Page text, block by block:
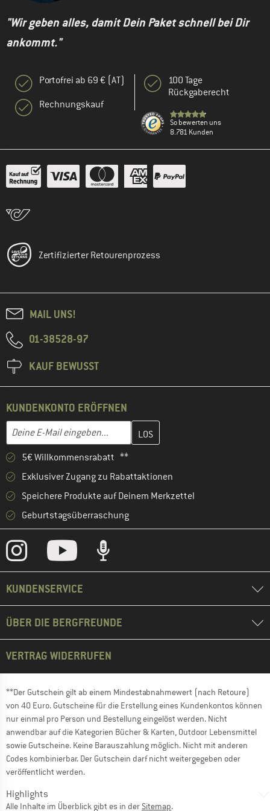
"Wir geben alles, damit Dein Paket schnell bei Dir
ankommt."
Portofrei ab 69 € (AT)
Rechnungskauf
100 Tage
Rückgaberecht
So bewerten uns
8.781 Kunden
Zertifizierter Retourenprozess
MAIL UNS!
01-38528-97
KAUF BEWUSST
KUNDENKONTO ERÖFFNEN
E-Mail-Adresse
Gib hier deine E-Mail-Adresse ein und erstelle im nächsten
5€ Willkommensrabatt **
Exklusiver Zugang zu Rabattaktionen
Speichere Produkte auf Deinem Merkzettel
Geburtstagsüberraschung
KUNDENSERVICE
ÜBER DIE BERGFREUNDE
VERTRAG WIDERRUFEN
**Der Gutschein gilt ab einem Mindestabnahmewert (nach Retoure)
von 40 Euro. Gutscheine für die Erstellung eines Kundenkontos können
nur einmal pro Person und Bestellung eingelöst werden. Nicht
anwendbar auf die Kategorien Bücher & Karten, Outdoor Lebensmittel
sowie Gutscheine. Keine Barauszahlung möglich. Nicht mit anderen
Codes kombinierbar. Der Gutschein darf nicht weitergegeben oder
veröffentlicht werden.
Highlights
Alle Inhalte im Überblick gibt es in der Sitemap.